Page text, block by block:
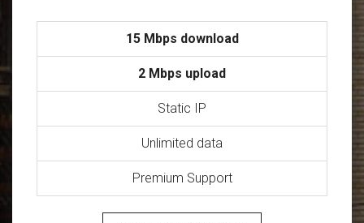
15 Mbps download
2 Mbps upload
Static IP
Unlimited data
Premium Support